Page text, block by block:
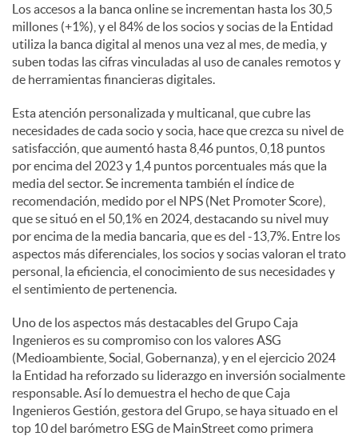
Los accesos a la banca online se incrementan hasta los 30,5
millones (+1%), y el 84% de los socios y socias de la Entidad
utiliza la banca digital al menos una vez al mes, de media, y
suben todas las cifras vinculadas al uso de canales remotos y
de herramientas financieras digitales.
Esta atención personalizada y multicanal, que cubre las
necesidades de cada socio y socia, hace que crezca su nivel de
satisfacción, que aumentó hasta 8,46 puntos, 0,18 puntos
por encima del 2023 y 1,4 puntos porcentuales más que la
media del sector. Se incrementa también el índice de
recomendación, medido por el NPS (Net Promoter Score),
que se situó en el 50,1% en 2024, destacando su nivel muy
por encima de la media bancaria, que es del -13,7%. Entre los
aspectos más diferenciales, los socios y socias valoran el trato
personal, la eficiencia, el conocimiento de sus necesidades y
el sentimiento de pertenencia.
Uno de los aspectos más destacables del Grupo Caja
Ingenieros es su compromiso con los valores ASG
(Medioambiente, Social, Gobernanza), y en el ejercicio 2024
la Entidad ha reforzado su liderazgo en inversión socialmente
responsable. Así lo demuestra el hecho de que Caja
Ingenieros Gestión, gestora del Grupo, se haya situado en el
top 10 del barómetro ESG de MainStreet como primera